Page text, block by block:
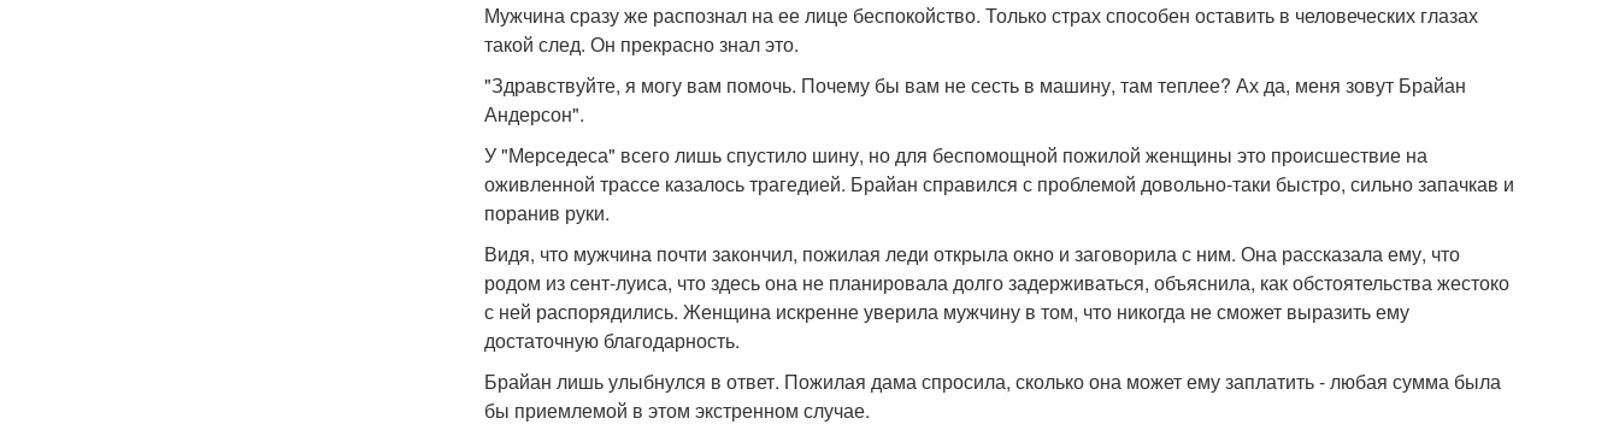
Мужчина сразу же распознал на ее лице беспокойство. Только страх способен оставить в человеческих глазах
такой след. Он прекрасно знал это.
"Здравствуйте, я могу вам помочь. Почему бы вам не сесть в машину, там теплее? Ах да, меня зовут Брайан
Андерсон".
У "Мерседеса" всего лишь спустило шину, но для беспомощной пожилой женщины это происшествие на
оживленной трассе казалось трагедией. Брайан справился с проблемой довольно-таки быстро, сильно запачкав и
поранив руки.
Видя, что мужчина почти закончил, пожилая леди открыла окно и заговорила с ним. Она рассказала ему, что
родом из сент-луиса, что здесь она не планировала долго задерживаться, объяснила, как обстоятельства жестоко
с ней распорядились. Женщина искренне уверила мужчину в том, что никогда не сможет выразить ему
достаточную благодарность.
Брайан лишь улыбнулся в ответ. Пожилая дама спросила, сколько она может ему заплатить - любая сумма была
бы приемлемой в этом экстренном случае.